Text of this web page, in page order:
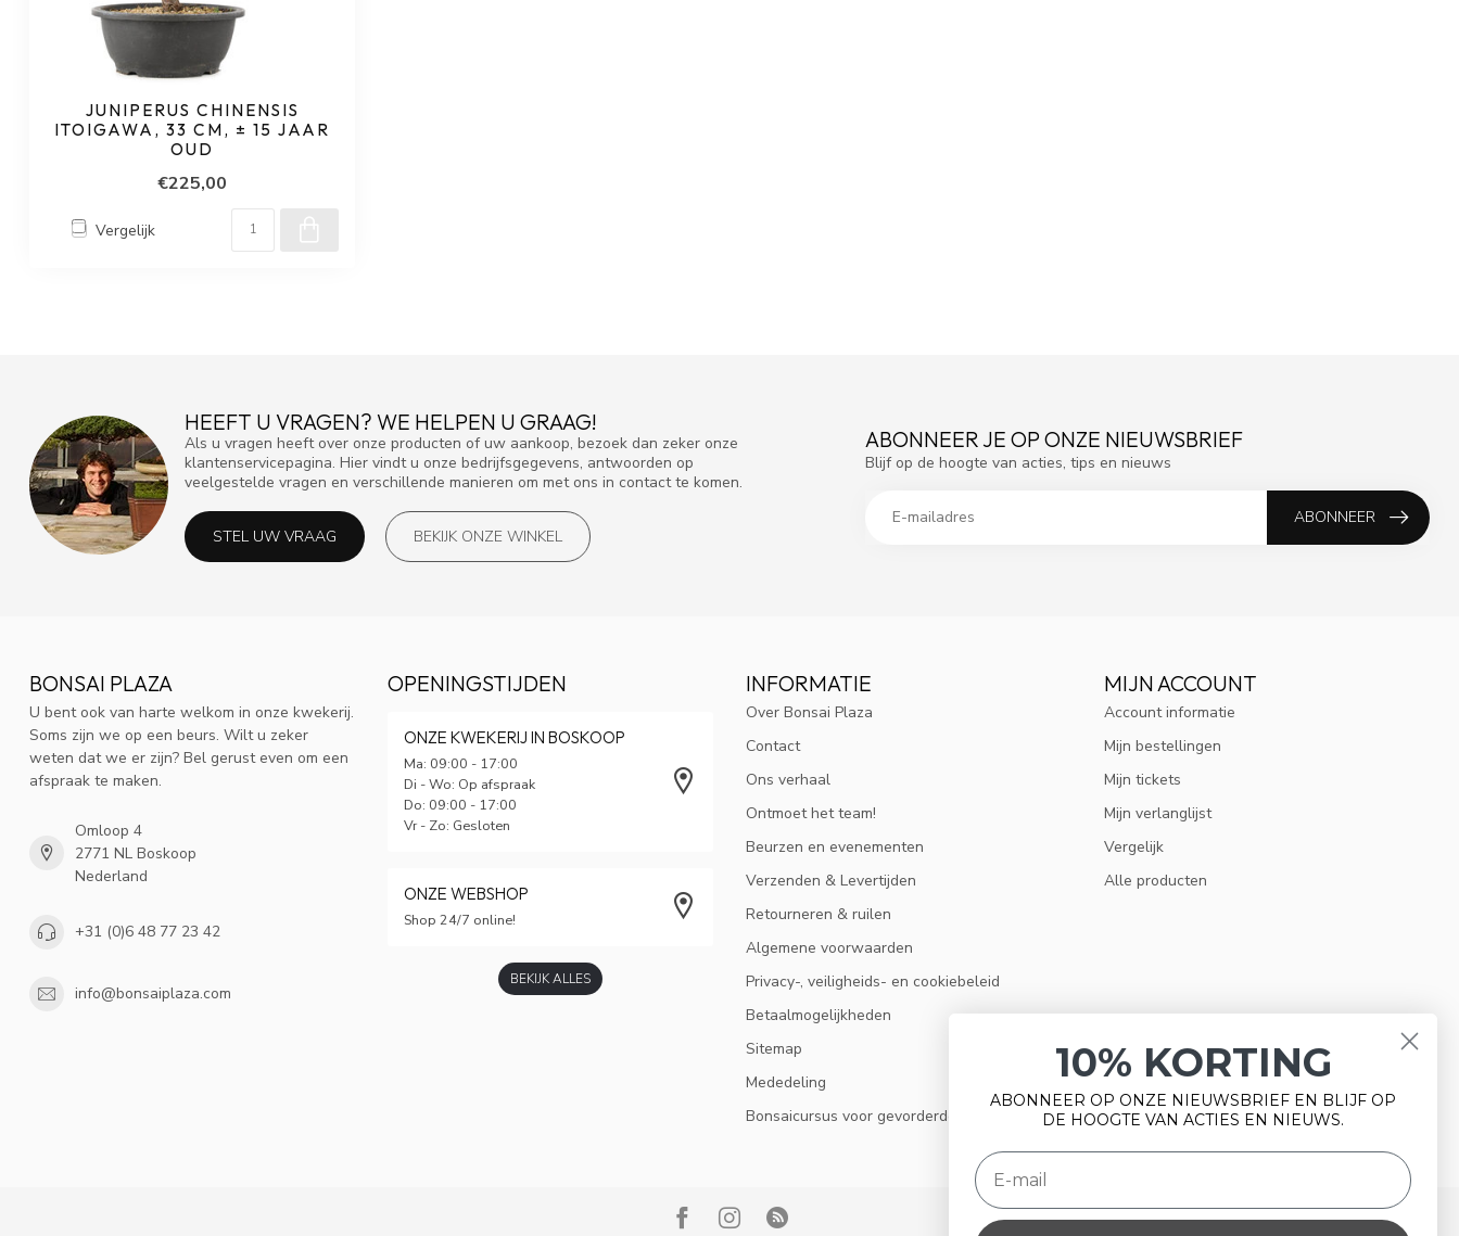
JUNIPERUS CHINENSIS
ITOIGAWA, 33 CM, ± 15 JAAR
OUD
€225,00
Vergelijk
HEEFT U VRAGEN? WE HELPEN U GRAAG!
Als u vragen heeft over onze producten of uw aankoop, bezoek dan zeker onze
klantenservicepagina. Hier vindt u onze bedrijfsgegevens, antwoorden op
veelgestelde vragen en verschillende manieren om met ons in contact te komen.
STEL UW VRAAG BEKIJK ONZE WINKEL
ABONNEER JE OP ONZE NIEUWSBRIEF
Blijf op de hoogte van acties, tips en nieuws
ABONNEER
BONSAI PLAZA
U bent ook van harte welkom in onze kwekerij.
Soms zijn we op een beurs. Wilt u zeker
weten dat we er zijn? Bel gerust even om een
afspraak te maken.
Omloop 4
2771 NL Boskoop
Nederland
+31 (0)6 48 77 23 42
info@bonsaiplaza.com
OPENINGSTIJDEN
ONZE KWEKERIJ IN BOSKOOP
Ma: 09:00 - 17:00
Di - Wo: Op afspraak
Do: 09:00 - 17:00
Vr - Zo: Gesloten
ONZE WEBSHOP
Shop 24/7 online!
BEKIJK ALLES
INFORMATIE
Over Bonsai Plaza
Contact
Ons verhaal
Ontmoet het team!
Beurzen en evenementen
Verzenden & Levertijden
Retourneren & ruilen
Algemene voorwaarden
Privacy-, veiligheids- en cookiebeleid
Betaalmogelijkheden
Sitemap
Mededeling
Bonsaicursus voor gevorderden
MIJN ACCOUNT
Account informatie
Mijn bestellingen
Mijn tickets
Mijn verlanglijst
Vergelijk
Alle producten
10% KORTING
ABONNEER OP ONZE NIEUWSBRIEF EN BLIJF OP
DE HOOGTE VAN ACTIES EN NIEUWS.